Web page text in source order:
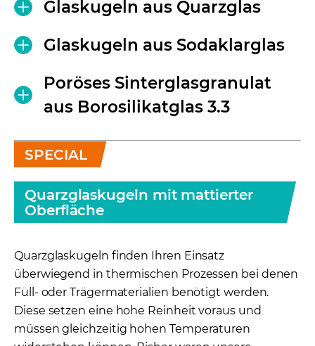
Glaskugeln aus Quarzglas
Glaskugeln aus Sodaklarglas
Poröses Sinterglasgranulat
aus Borosilikatglas 3.3
SPECIAL
Quarzglaskugeln mit mattierter
Oberfläche
Quarzglaskugeln finden Ihren Einsatz
überwiegend in thermischen Prozessen bei denen
Füll- oder Trägermaterialien benötigt werden.
Diese setzen eine hohe Reinheit voraus und
müssen gleichzeitig hohen Temperaturen